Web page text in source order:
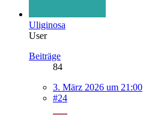
Uliginosa
User
Beiträge
84
3. März 2026 um 21:00
#24